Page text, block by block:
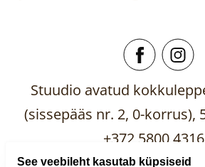
Stuudio avatud
(sissepääs nr. 2, 0-korrus),
+372 5800
See veebileht kasutab küpsiseid